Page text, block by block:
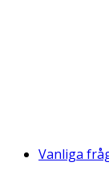
Vanliga